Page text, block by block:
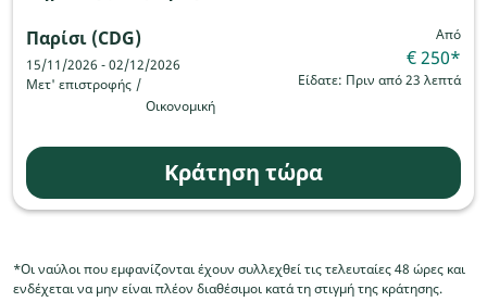
Παρίσι (CDG)
15/11/2026 - 02/12/2026
Μετ' επιστροφής /
Οικονομική
Από
€ 250*
Είδατε: Πριν από 23 λεπτά
Κράτηση τώρα
*Οι ναύλοι που εμφανίζονται έχουν συλλεχθεί τις τελευταίες 48 ώρες και
ενδέχεται να μην είναι πλέον διαθέσιμοι κατά τη στιγμή της κράτησης.